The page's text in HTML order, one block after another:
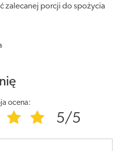
zalecanej porcji do spożycia
ocena:
5/5